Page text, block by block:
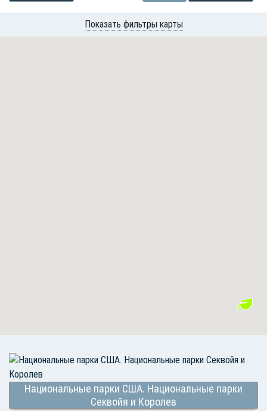
Показать фильтры карты
Национальные парки США. Национальные парки
Секвойя и Королев